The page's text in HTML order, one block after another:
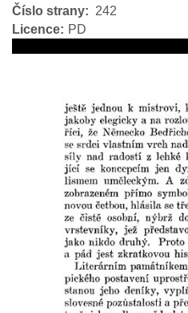
Číslo strany
242
Licence
PD